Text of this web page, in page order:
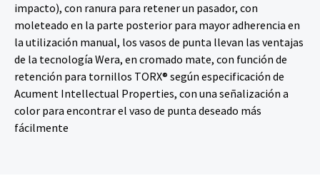
impacto), con ranura para retener un pasador, con
moleteado en la parte posterior para mayor adherencia en
la utilización manual, los vasos de punta llevan las ventajas
de la tecnología Wera, en cromado mate, con función de
retención para tornillos TORX® según especificación de
Acument Intellectual Properties, con una señalización a
color para encontrar el vaso de punta deseado más
fácilmente